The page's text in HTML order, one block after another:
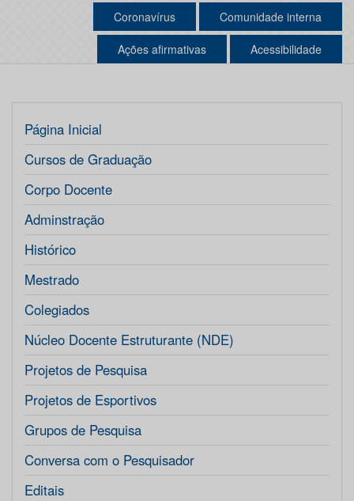
Coronavírus Comunidade interna
Ações afirmativas Acessibilidade
Página Inicial
Cursos de Graduação
Corpo Docente
Adminstração
Histórico
Mestrado
Colegiados
Núcleo Docente Estruturante (NDE)
Projetos de Pesquisa
Projetos de Esportivos
Grupos de Pesquisa
Conversa com o Pesquisador
Editais